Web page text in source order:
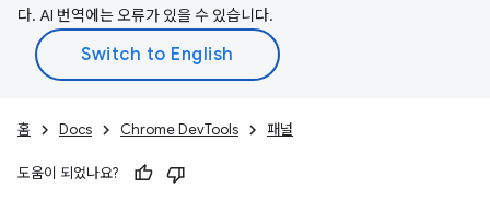
다. AI 번역에는 오류가 있을 수 있습니다.
홈 Docs Chrome DevTools 패널
도움이 되었나요?